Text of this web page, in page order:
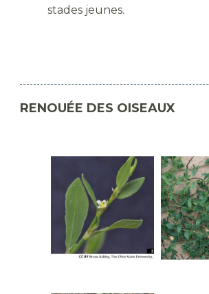
stades jeunes.
RENOUÉE DES OISEAUX